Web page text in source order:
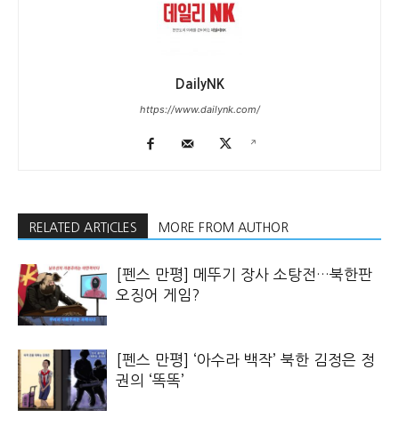
DailyNK
https://www.dailynk.com/
RELATED ARTICLES MORE FROM AUTHOR
[펜스 만평] 메뚜기 장사 소탕전…북한판
오징어 게임?
[펜스 만평] ‘아수라 백작’ 북한 김정은 정
권의 ‘똑똑’